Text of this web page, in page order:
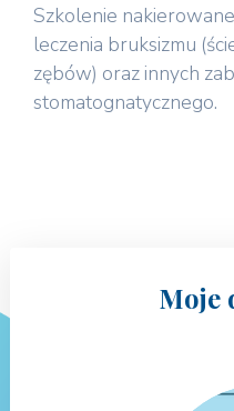
Szkolenie
leczenia bruksizmu
zębów) oraz innych
stomatognatycznego.
Moje